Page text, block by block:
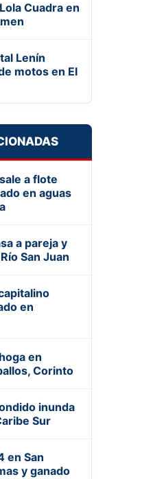
Cuadra en
Lenín
motos en El
a flote
en aguas
a pareja y
San Juan
en
en
Corinto
inunda
Sur
en San
y ganado